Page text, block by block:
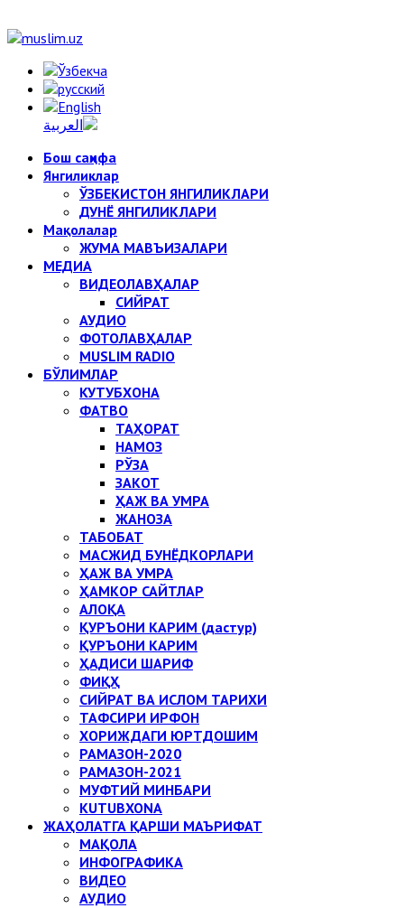
Бош саҳифа
Янгиликлар
ЎЗБЕКИСТОН ЯНГИЛИКЛАРИ
ДУНЁ ЯНГИЛИКЛАРИ
Мақолалар
ЖУМА МАВЪИЗАЛАРИ
МЕДИА
ВИДЕОЛАВҲАЛАР
СИЙРАТ
АУДИО
ФОТОЛАВҲАЛАР
MUSLIM RADIO
БЎЛИМЛАР
КУТУБХОНА
ФАТВО
ТАҲОРАТ
НАМОЗ
РЎЗА
ЗАКОТ
ҲАЖ ВА УМРА
ЖАНОЗА
ТАБОБАТ
МАСЖИД БУНЁДКОРЛАРИ
ҲАЖ ВА УМРА
ҲАМКОР САЙТЛАР
АЛОҚА
ҚУРЪОНИ КАРИМ (дастур)
ҚУРЪОНИ КАРИМ
ҲАДИСИ ШАРИФ
ФИҚҲ
СИЙРАТ ВА ИСЛОМ ТАРИХИ
ТАФСИРИ ИРФОН
ХОРИЖДАГИ ЮРТДОШИМ
РАМАЗОН-2020
РАМАЗОН-2021
МУФТИЙ МИНБАРИ
KUTUBXONA
ЖАҲОЛАТГА ҚАРШИ МАЪРИФАТ
МАҚОЛА
ИНФОГРАФИКА
ВИДЕО
АУДИО